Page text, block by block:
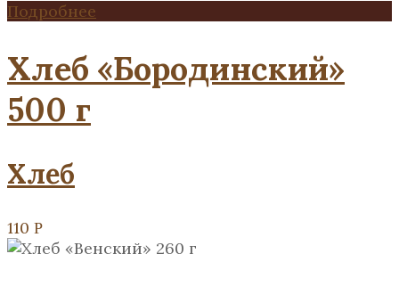
Подробнее
Хлеб «Бородинский»
500 г
Хлеб
110 Р